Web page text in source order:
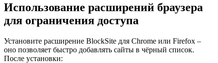
Использование расширений браузера
для ограничения доступа
Установите расширение BlockSite для Chrome или Firefox –
оно позволяет быстро добавлять сайты в чёрный список.
После установки: